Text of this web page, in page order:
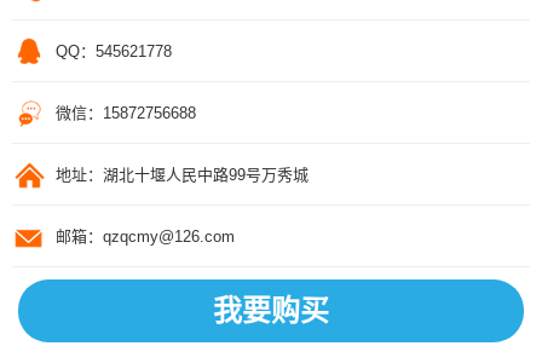
QQ：545621778
微信：15872756688
地址：湖北十堰人民中路99号万秀城
邮箱：qzqcmy@126.com
我要购买